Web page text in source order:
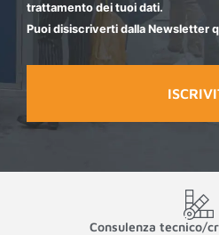
trattamento dei tuoi dati.
Puoi disiscriverti dalla Newsletter
Consulenza tecnico/